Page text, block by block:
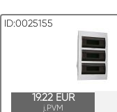
ID:0025155
19.22 EUR
į.PVM